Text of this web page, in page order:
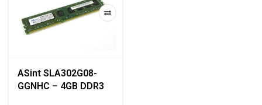
ASint SLA302G08-
GGNHC – 4GB DDR3